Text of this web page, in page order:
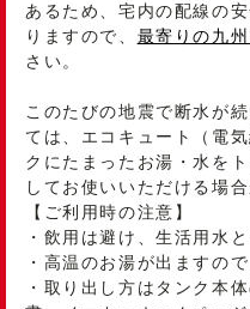
あるため、宅内の配線の
りますので、 最寄りの九
さい。
このたびの地震で断水が
ては、エコキュート（電
クにたまったお湯・水を
してお使いいただける場合
【ご利用時の注意】
・飲用は避け、生活用水
・高温のお湯が出ますの
・取り出し方はタンク本